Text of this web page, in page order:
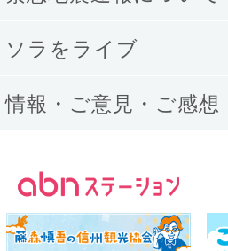
ソラをライブ
情報・ご意見・ご感想